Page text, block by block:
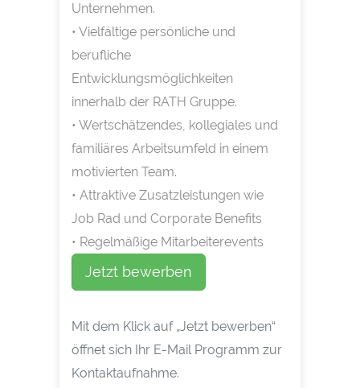
Unternehmen.
• Vielfältige persönliche und
berufliche
Entwicklungsmöglichkeiten
innerhalb der RATH Gruppe.
• Wertschätzendes, kollegiales und
familiäres Arbeitsumfeld in einem
motivierten Team.
• Attraktive Zusatzleistungen wie
Job Rad und Corporate Benefits
• Regelmäßige Mitarbeiterevents
Jetzt bewerben
Mit dem Klick auf „Jetzt bewerben“
öffnet sich Ihr E-Mail Programm zur
Kontaktaufnahme.